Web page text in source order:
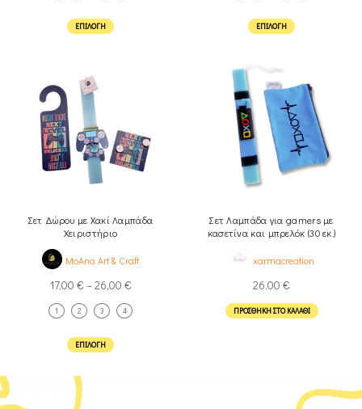
ΕΠΙΛΟΓΉ ΕΠΙΛΟΓΉ
Σετ Δώρου με Χακί Λαμπάδα
Χειριστήριο
MoAna Art & Craft
17,00 € –26,00 €
1 2 3 4
ΕΠΙΛΟΓΉ
Σετ Λαμπάδα για gamers με
κασετίνα και μπρελόκ (30 εκ.)
xarmacreation
26,00 €
ΠΡΟΣΘΉΚΗ ΣΤΟ ΚΑΛΆΘΙ